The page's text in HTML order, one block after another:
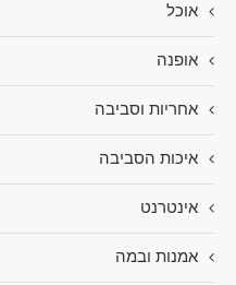
אוכל
אופנה
אחריות וסביבה
איכות הסביבה
אינטרנט
אמנות ובמה